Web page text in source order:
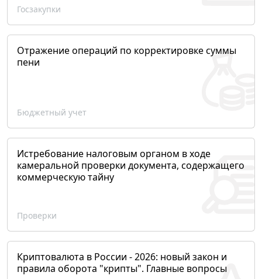
Госзакупки
Отражение операций по корректировке суммы
пени
Бюджетный учет
Истребование налоговым органом в ходе
камеральной проверки документа, содержащего
коммерческую тайну
Проверки
Криптовалюта в России - 2026: новый закон и
правила оборота "крипты". Главные вопросы